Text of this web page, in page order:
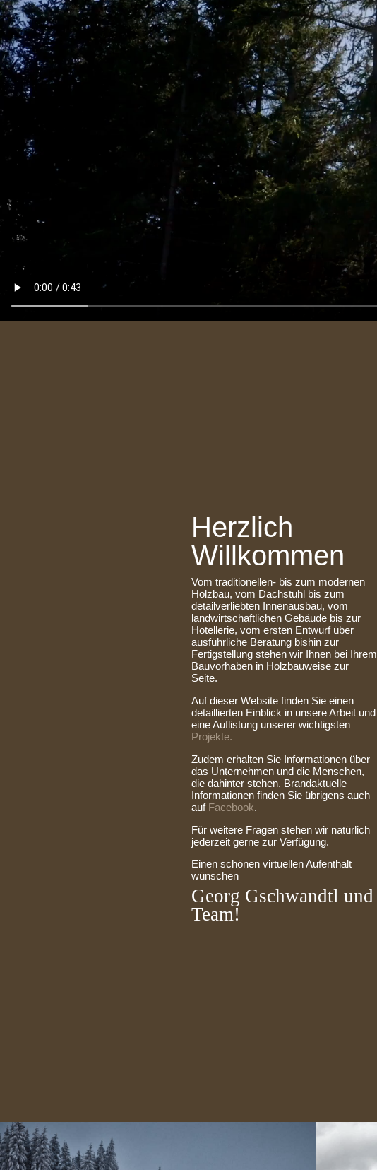
Herzlich
Willkommen
Vom traditionellen- bis zum modernen
Holzbau, vom Dachstuhl bis zum
detailverliebten Innenausbau, vom
landwirtschaftlichen Gebäude bis zur
Hotellerie, vom ersten Entwurf über
ausführliche Beratung bishin zur
Fertigstellung stehen wir Ihnen bei Ihrem
Bauvorhaben in Holzbauweise zur
Seite.
Auf dieser Website finden Sie einen
detaillierten Einblick in unsere Arbeit und
eine Auflistung unserer wichtigsten
Projekte.
Zudem erhalten Sie Informationen über
das Unternehmen und die Menschen,
die dahinter stehen. Brandaktuelle
Informationen finden Sie übrigens auch
auf Facebook.
Für weitere Fragen stehen wir natürlich
jederzeit gerne zur Verfügung.
Einen schönen virtuellen Aufenthalt
wünschen
Georg Gschwandtl und
Team!